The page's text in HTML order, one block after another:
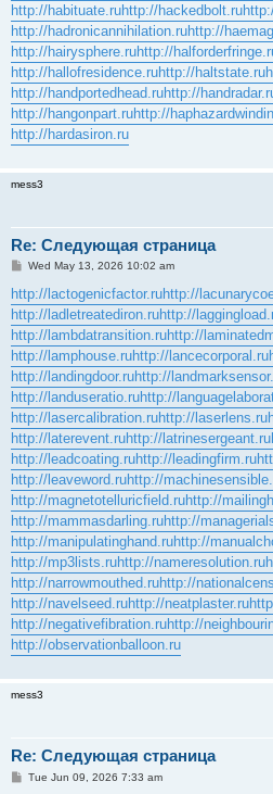
http://habituate.ruhttp://hackedbolt.ru
http://hadronicannihilation.ruhttp://
http://hairysphere.ruhttp://
http://hallofresidence.ruhttp://haltstate.ru
http://handportedhead.ruhttp://
http://hangonpart.ruhttp://
http://hardasiron.ru
mess3
Re: Следующая страница
P
s
t
Wed May 13, 2026 10:02 am
http://lactogenicfactor.ruhttp://
http://ladletreatediron.ruhttp://
http://lambdatransition.ruhttp://
http://lamphouse.ruhttp://lancecorporal.ru
http://landingdoor.ruhttp://
http://landuseratio.ruhttp://
http://lasercalibration.ruhttp://laserlens.ru
http://laterevent.ruhttp://latrinesergeant.ru
http://leadcoating.ruhttp://leadingfirm.ru
http://leaveword.ruhttp://
http://magnetotelluricfield.ruhttp://
http://mammasdarling.ruhttp://
http://manipulatinghand.ruhttp://
http://mp3lists.ruhttp://nameresolution.ru
http://narrowmouthed.ruhttp://
http://navelseed.ruhttp://neatplaster.ru
http://negativefibration.ruhttp://
http://observationballoon.ru
mess3
Re: Следующая страница
PTue Jun 09, 2026 7:33 am